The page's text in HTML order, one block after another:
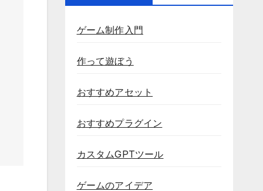
ゲーム制作入門
作って遊ぼう
おすすめアセット
おすすめプラグイン
カスタムGPTツール
ゲームのアイデア